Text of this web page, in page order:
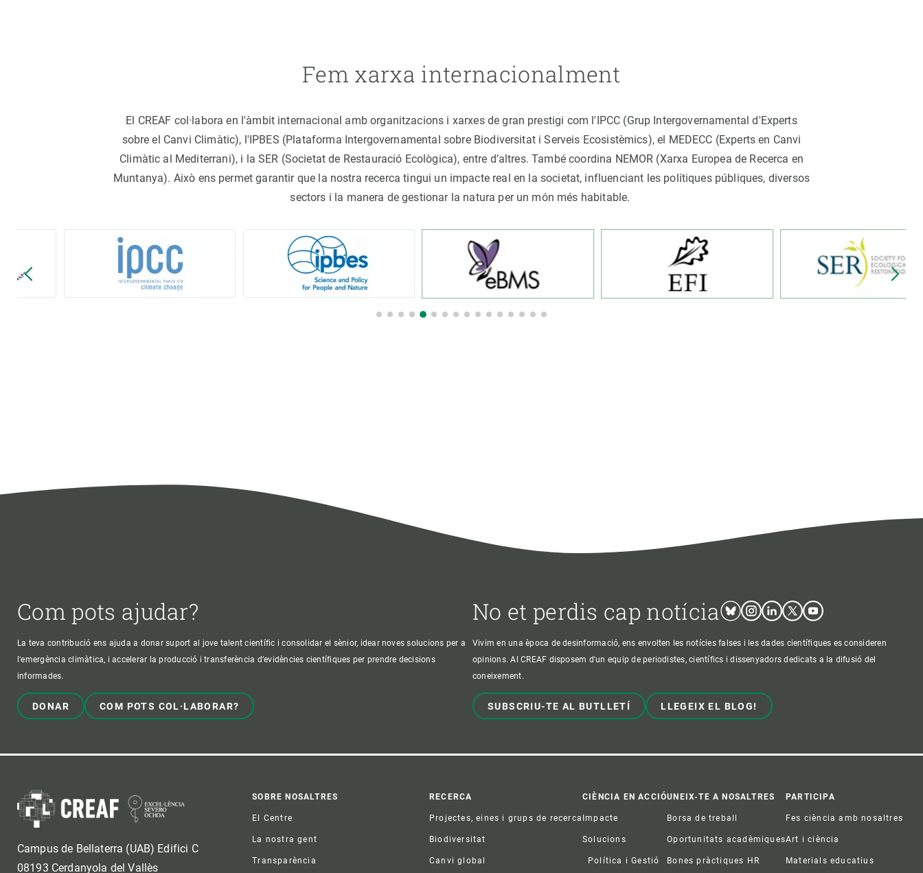
Fem xarxa internacionalment
El CREAF col·labora en l'àmbit internacional amb organitzacions i xarxes de gran prestigi com l'IPCC (Grup Intergovernamental d'Experts
sobre el Canvi Climàtic), l'IPBES (Plataforma Intergovernamental sobre Biodiversitat i Serveis Ecosistèmics), el MEDECC (Experts en Canvi
Climàtic al Mediterrani), i la SER (Societat de Restauració Ecològica), entre d’altres. També coordina NEMOR (Xarxa Europea de Recerca en
Muntanya). Això ens permet garantir que la nostra recerca tingui un impacte real en la societat, influenciant les polítiques públiques, diversos
sectors i la manera de gestionar la natura per un món més habitable.
Com pots ajudar?
La teva contribució ens ajuda a donar suport al jove talent científic i consolidar el sènior, idear noves solucions per a
l'emergència climàtica, i accelerar la producció i transferència d’evidències científiques per prendre decisions
informades.
DONAR COM POTS COL·LABORAR?
No et perdis cap notícia BlueskyInstagram
LinkedinTwitterYoutube
Vivim en una època de desinformació, ens envolten les notícies falses i les dades científiques es consideren
opinions. Al CREAF disposem d'un equip de periodistes, científics i dissenyadors dedicats a la difusió del
coneixement.
SUBSCRIU-TE AL BUTLLETÍ LLEGEIX EL BLOG!
Campus de Bellaterra (UAB) Edifici C
08193 Cerdanyola del Vallès
Footer
SOBRE NOSALTRES
El Centre
La nostra gent
Transparència
RECERCA
Projectes, eines i grups de recerca
Biodiversitat
Canvi global
CIÈNCIA EN ACCIÓ
Impacte
Solucions
Política i Gestió
UNEIX-TE A NOSALTRES
Borsa de treball
Oportunitats acadèmiques
Bones pràctiques HR
PARTICIPA
Fes ciència amb nosaltres
Art i ciència
Materials educatius